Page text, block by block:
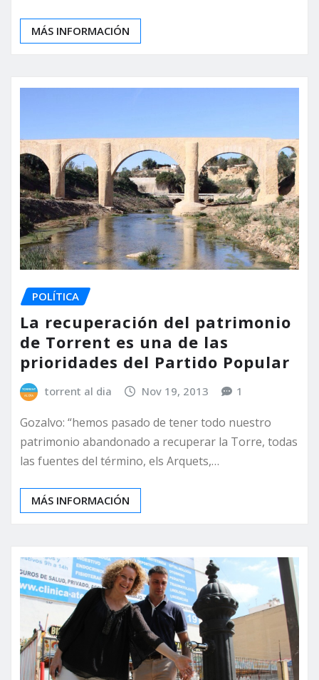
MÁS INFORMACIÓN
POLÍTICA
La recuperación del patrimonio
de Torrent es una de las
prioridades del Partido Popular
torrent al dia Nov 19, 2013 1
Gozalvo: “hemos pasado de tener todo nuestro
patrimonio abandonado a recuperar la Torre, todas
las fuentes del término, els Arquets,…
MÁS INFORMACIÓN